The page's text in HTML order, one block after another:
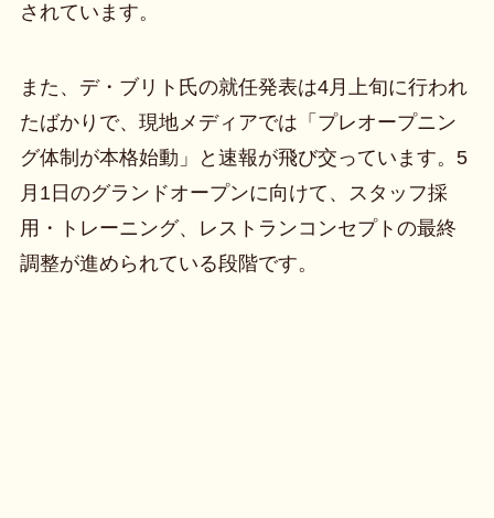
されています。
また、デ・ブリト氏の就任発表は4月上旬に行われ
たばかりで、現地メディアでは「プレオープニン
グ体制が本格始動」と速報が飛び交っています。5
月1日のグランドオープンに向けて、スタッフ採
用・トレーニング、レストランコンセプトの最終
調整が進められている段階です。